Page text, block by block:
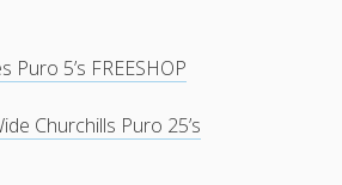
Puro 5’s FREESHOP
Churchills Puro 25’s